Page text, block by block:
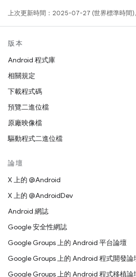
上次更新時間：2025-07-27 (世界標準時間)
版本
Android 程式庫
相關規定
下載程式碼
預覽二進位檔
原廠映像檔
驅動程式二進位檔
論壇
X 上的 @Android
X 上的 @AndroidDev
Android 網誌
Google 安全性網誌
Google Groups 上的 Android 平台論壇
Google Groups 上的 Android 程式開發論
Google Groups 上的 Android 程式移植論